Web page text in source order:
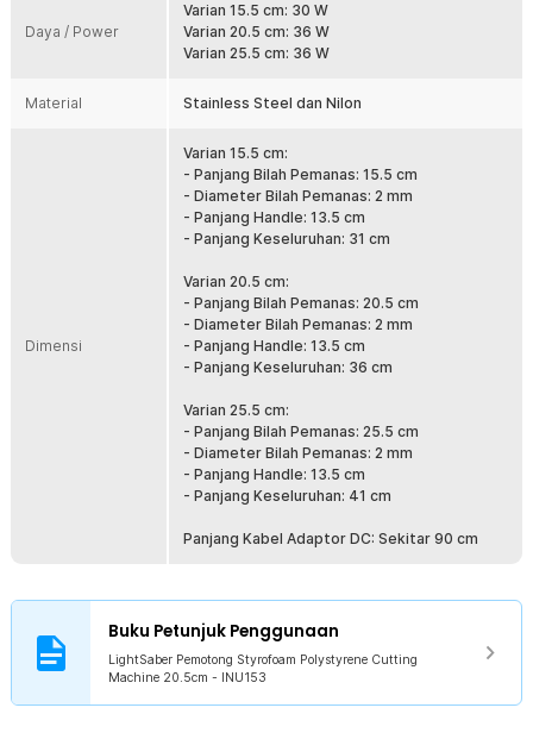
Kontrol Mudah dan Nyaman
Menggerakkan pemotong styrofoam jadi makin mudah berkat
perlu khawatir soal keamanan karena handle terbuat dari nilon
Stainless Steel Berkualitas
Bilah pemotong styrofoam terbuat dari stainless steel berkualitas
tinggi sehingga dapat menghantarkan panas dengan baik dan
cepat. Stainless steel juga terkenal kokoh, anti korosi, dan mudah
dibersihkan. Permukaannya mulus dan anti lengket sehingga sisa
styrofoam tidak mudah menempel.
Berbagai Jenis Bahan
Anda bisa menggunakan alat pemotong ini untuk memotong
berbagai bahan, mulai dari styrofoam (polistirena), papan KT, papan
ekstrusi, papan serat kimia, papan salju, papan busa, hingga kain
penggunaan bahan yang bervariasi.
Kelengkapan Produk
Rincian yang Anda dapatkan untuk pembelian produk ini:
Machine Adjustable - INU153
Daya / Power
Varian 15.5 cm: 30 W
Varian 20.5 cm: 36 W
Varian 25.5 cm: 36 W
Material Stainless Steel dan Nilon
Dimensi
Varian 15.5 cm:
- Panjang Bilah Pemanas: 15.5 cm
- Diameter Bilah Pemanas: 2 mm
- Panjang Handle: 13.5 cm
- Panjang Keseluruhan: 31 cm
Varian 20.5 cm:
- Panjang Bilah Pemanas: 20.5 cm
- Diameter Bilah Pemanas: 2 mm
- Panjang Handle: 13.5 cm
- Panjang Keseluruhan: 36 cm
Varian 25.5 cm:
- Panjang Bilah Pemanas: 25.5 cm
- Diameter Bilah Pemanas: 2 mm
- Panjang Handle: 13.5 cm
- Panjang Keseluruhan: 41 cm
Panjang Kabel Adaptor DC: Sekitar 90 cm
Buku Petunjuk Penggunaan
LightSaber Pemotong Styrofoam Polystyrene Cutting
Machine 20.5cm - INU153